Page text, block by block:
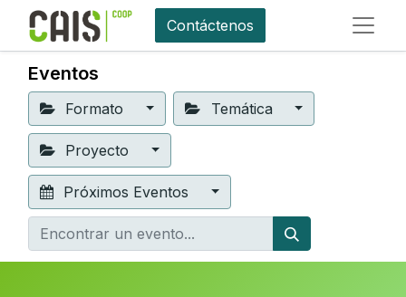
Contáctenos
Eventos
Formato Temática
Proyecto
Próximos Eventos